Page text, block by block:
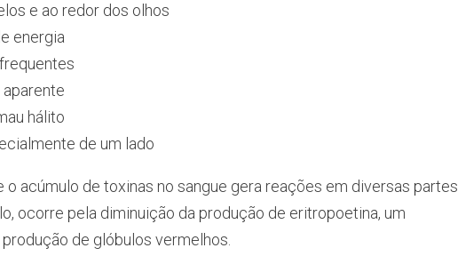
e ao redor dos olhos
energia
hálito
de um lado
o acúmulo de toxinas no sangue gera reações em diversas partes
ocorre pela diminuição da produção de eritropoetina, um
de glóbulos vermelhos.